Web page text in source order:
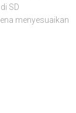
SD
menyesuaikan